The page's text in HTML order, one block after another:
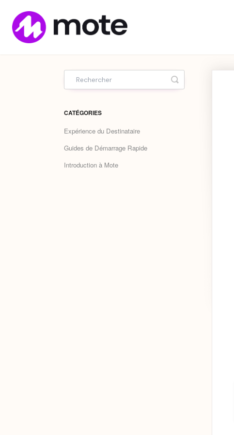
Toggle Search
CATÉGORIES
Expérience du Destinataire
Guides de Démarrage Rapide
Introduction à Mote